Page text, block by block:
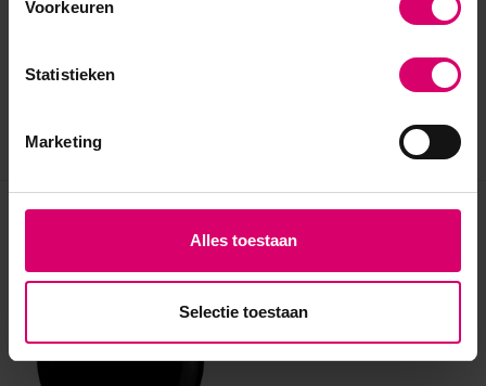
Voorkeuren
Statistieken
Marketing
Alles toestaan
Selectie toestaan